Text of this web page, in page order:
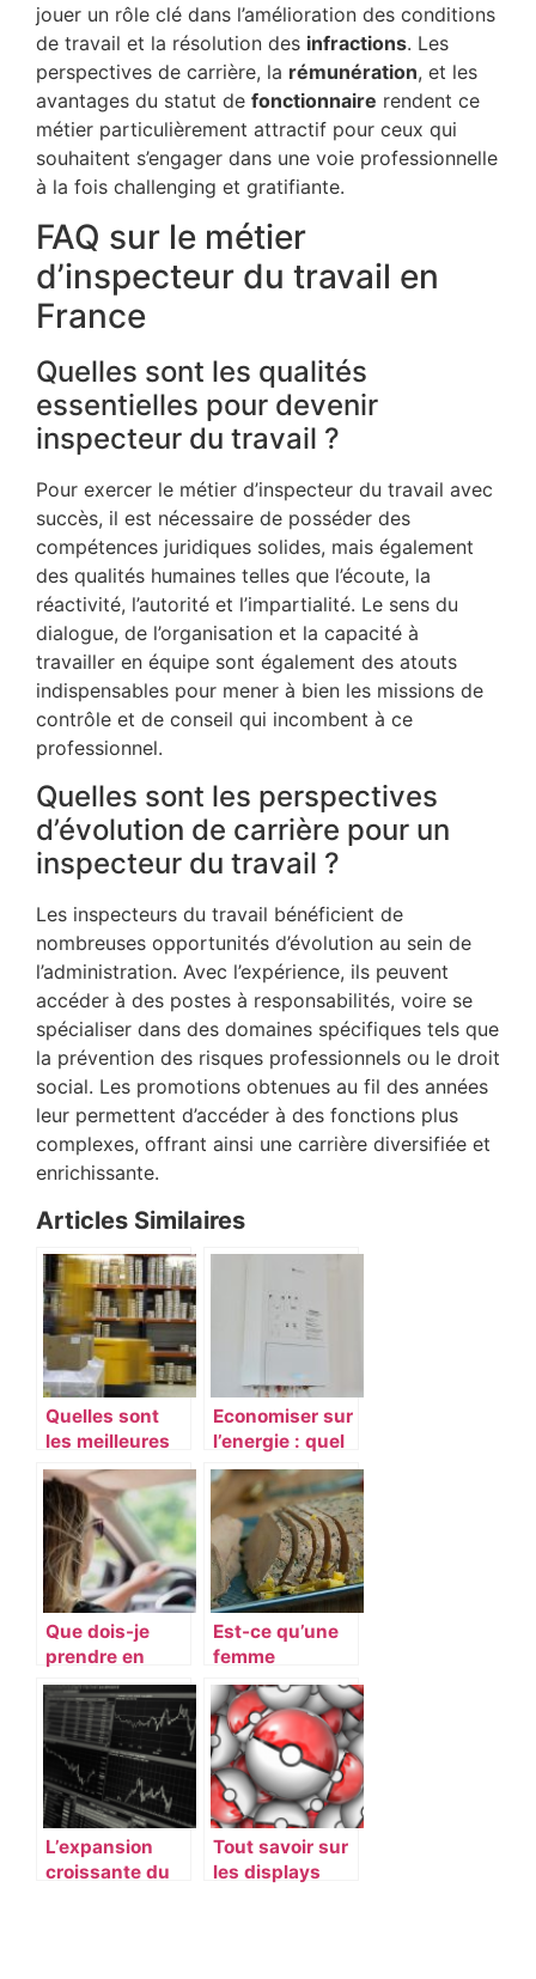
jouer un rôle clé dans l’amélioration des conditions
de travail et la résolution des infractions. Les
perspectives de carrière, la rémunération, et les
avantages du statut de fonctionnaire rendent ce
métier particulièrement attractif pour ceux qui
souhaitent s’engager dans une voie professionnelle
à la fois challenging et gratifiante.
FAQ sur le métier
d’inspecteur du travail en
France
Quelles sont les qualités
essentielles pour devenir
inspecteur du travail ?
Pour exercer le métier d’inspecteur du travail avec
succès, il est nécessaire de posséder des
compétences juridiques solides, mais également
des qualités humaines telles que l’écoute, la
réactivité, l’autorité et l’impartialité. Le sens du
dialogue, de l’organisation et la capacité à
travailler en équipe sont également des atouts
indispensables pour mener à bien les missions de
contrôle et de conseil qui incombent à ce
professionnel.
Quelles sont les perspectives
d’évolution de carrière pour un
inspecteur du travail ?
Les inspecteurs du travail bénéficient de
nombreuses opportunités d’évolution au sein de
l’administration. Avec l’expérience, ils peuvent
accéder à des postes à responsabilités, voire se
spécialiser dans des domaines spécifiques tels que
la prévention des risques professionnels ou le droit
social. Les promotions obtenues au fil des années
leur permettent d’accéder à des fonctions plus
complexes, offrant ainsi une carrière diversifiée et
enrichissante.
Articles Similaires
Quelles sont
les meilleures
solutions
d’emballage ?
Economiser sur
l’energie : quel
modele de
chauffe-eau
acheter ?
Que dois-je
prendre en
compte avant
d’acheter une
voiture ?
Est-ce qu’une
femme
enceinte peut
manger du fois
gras ?
L’expansion
croissante du
Tout savoir sur
les displays